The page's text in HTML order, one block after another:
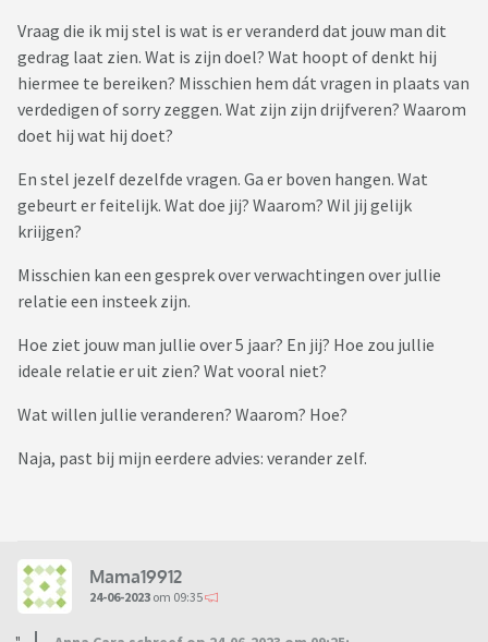
Vraag die ik mij stel is wat is er veranderd dat jouw man dit
gedrag laat zien. Wat is zijn doel? Wat hoopt of denkt hij
hiermee te bereiken? Misschien hem dát vragen in plaats van
verdedigen of sorry zeggen. Wat zijn zijn drijfveren? Waarom
doet hij wat hij doet?
En stel jezelf dezelfde vragen. Ga er boven hangen. Wat
gebeurt er feitelijk. Wat doe jij? Waarom? Wil jij gelijk
kriijgen?
Misschien kan een gesprek over verwachtingen over jullie
relatie een insteek zijn.
Hoe ziet jouw man jullie over 5 jaar? En jij? Hoe zou jullie
ideale relatie er uit zien? Wat vooral niet?
Wat willen jullie veranderen? Waarom? Hoe?
Naja, past bij mijn eerdere advies: verander zelf.
Mama19912
24-06-2023 om 09:35